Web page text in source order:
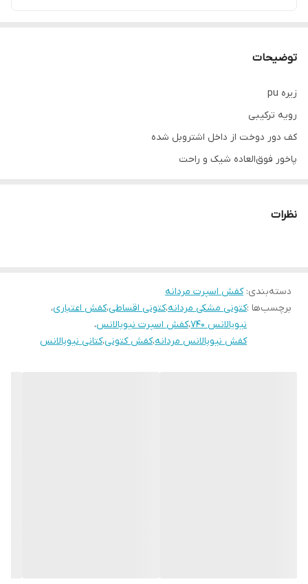
توضیحات
زیره pu
رویه ترکیبی
کف دور دوخت از داخل اشتروبل شده
پاخور فوق‌العاده شیک و راحت
نظرات
دسته‌بندی:کفش اسپرت مردانه
برچسب‌ها :کتونی مشکی مردانه،کتونی اقساطی،کفش اعتباری،
نیوبالانس 740
،کفش اسپرت نیوبالانس،
کفش نیوبالانس مردانه،کفش کتونی،کتانی نیوبالانس